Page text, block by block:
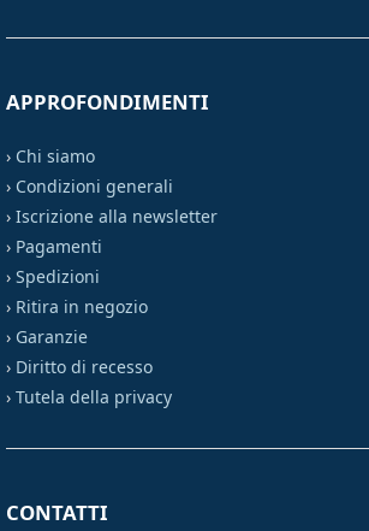
APPROFONDIMENTI
› Chi siamo
› Condizioni generali
› Iscrizione alla newsletter
› Pagamenti
› Spedizioni
› Ritira in negozio
› Garanzie
› Diritto di recesso
› Tutela della privacy
CONTATTI